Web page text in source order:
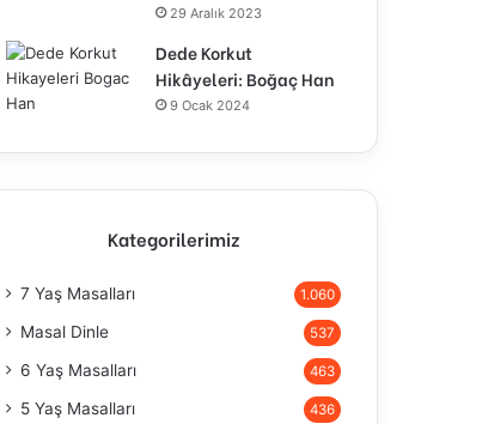
29 Aralık 2023
Dede Korkut
Hikâyeleri: Boğaç Han
9 Ocak 2024
Kategorilerimiz
7 Yaş Masalları 1.060
Masal Dinle 537
6 Yaş Masalları 463
5 Yaş Masalları 436